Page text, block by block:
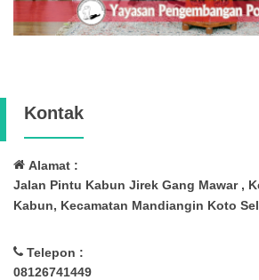
Kontak
Alamat :
Jalan Pintu Kabun Jirek Gang Mawar ,
Kabun, Kecamatan Mandiangin Koto
Telepon :
08126741449